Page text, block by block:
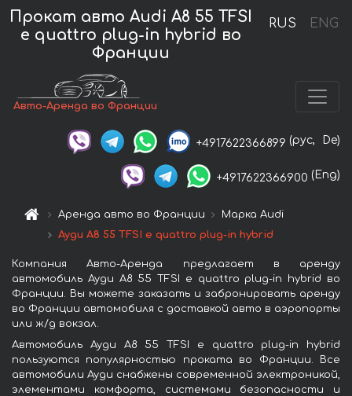
RUS ENG
Прокат авто Audi A8 55 TFSI
e quattro plug-in hybrid во
Франции
Авто-Аренда во Франции
+4917622366899 (рус, De)
+4917622366900 (Eng)
Аренда авто во Франции
Марка Audi
Ауди A8 55 TFSI e quattro plug-in hybrid
Компания Авто-Аренда предлагает в аренду
автомобиль Ауди A8 55 TFSI e quattro plug-in hybrid во
Франции. Вы можете заказать и забронировать аренду
во Франции автомобиля с доставкой авто в аэропорты
или ж/д вокзал.
Автомобиль Ауди A8 55 TFSI e quattro plug-in hybrid
пользуются популярностью проката во Франции. Все
автомобили Ауди снабжены современной электроникой,
элементами комфорта, системами безопасности и